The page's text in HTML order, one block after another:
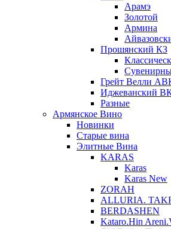
Арамэ
Золотой
Армина
Прошянский КЗ
Грейт Велли
Иджеванский
Разные
Армянское Вино
Новинки
Старые вина
Элитные Вина
KARAS
Karas
Karas New
ZORAH
ALLURIA.
BERDASHEN
Kataro.Hin